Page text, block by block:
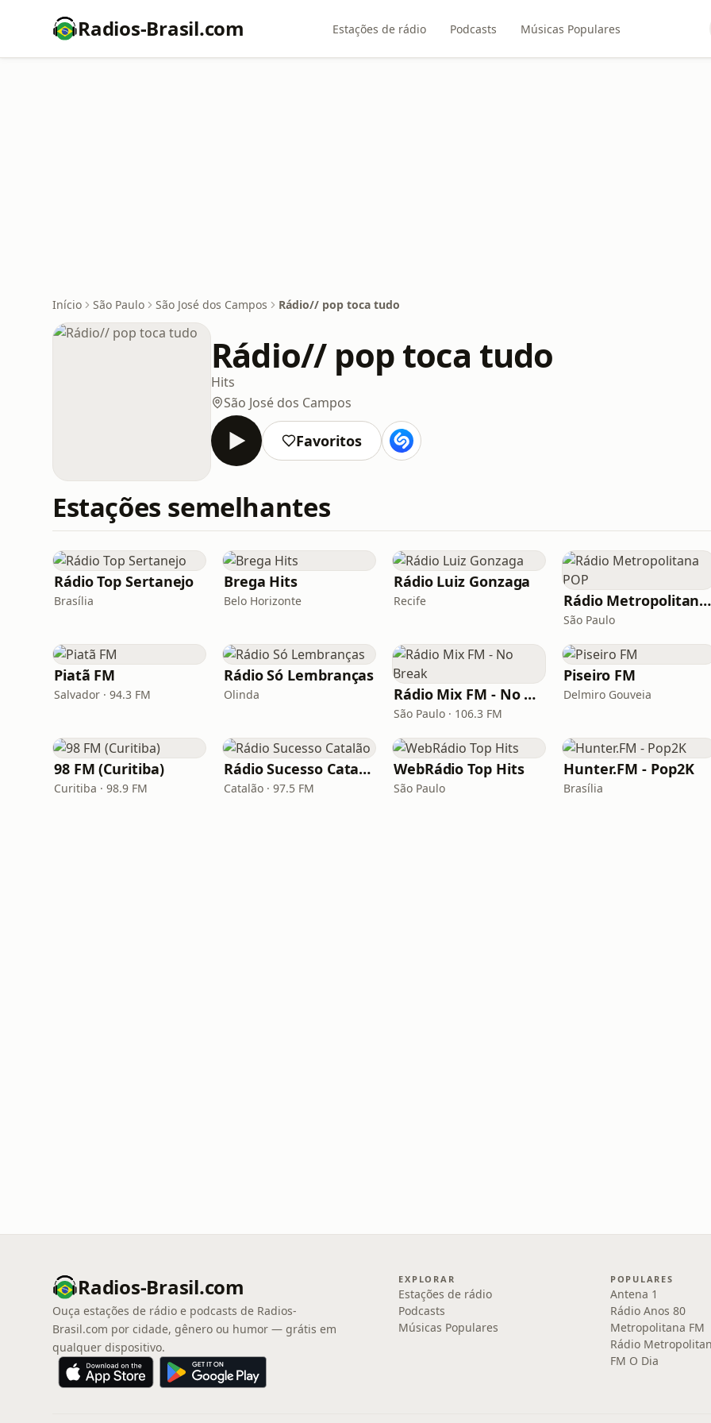
Radios-Brasil.com Estações de rádio Podcasts Músicas Populares
Início São Paulo São José dos Campos Rádio// pop toca tudo
Rádio// pop toca tudo
Hits
São José dos Campos
Favoritos
Estações semelhantes
Rádio Top Sertanejo
Brasília
Brega Hits
Belo Horizonte
Rádio Luiz Gonzaga
Recife Rádio Metropolitana POP
São Paulo
Piatã FM
Salvador · 94.3 FM
Rádio Só Lembranças
Olinda Rádio Mix FM - No Break
São Paulo · 106.3 FM
Piseiro FM
Delmiro Gouveia
98 FM (Curitiba)
Curitiba · 98.9 FM
Rádio Sucesso Catalão
Catalão · 97.5 FM
WebRádio Top Hits
São Paulo
Hunter.FM - Pop2K
Brasília
Radios-Brasil.com
Ouça estações de rádio e podcasts de Radios-
Brasil.com por cidade, gênero ou humor — grátis em
qualquer dispositivo.
EXPLORAR
Estações de rádio
Podcasts
Músicas Populares
POPULARES
Antena 1
Rádio Anos 80
Metropolitana FM
Rádio
FM O Dia